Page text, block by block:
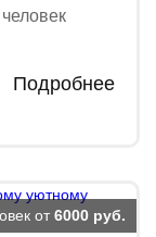
Подробнее
от 6000 руб.